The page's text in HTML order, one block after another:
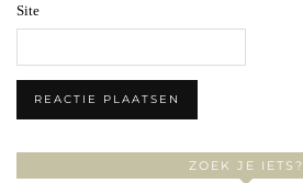
Site
ZOEK JE IETS?